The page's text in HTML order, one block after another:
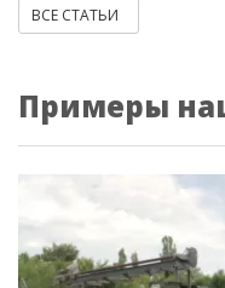
ВСЕ СТАТЬИ
Примеры